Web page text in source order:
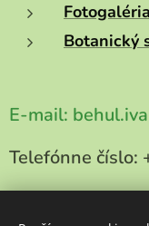
Botanický
E-mail:
Telefónne číslo: